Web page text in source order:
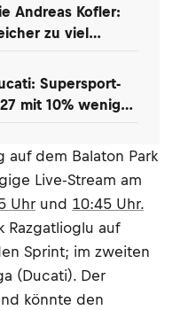
Andreas Kofler:
zu viel
Supersport-
mit 10% weniger
dem Balaton Park
Live-Stream am
Uhr und 10:45 Uhr.
Razgatlioglu auf
Sprint; im zweiten
(Ducati). Der
könnte den